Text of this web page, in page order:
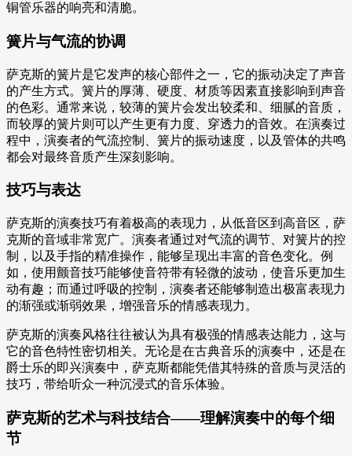
铜管乐器的响亮和清脆。
簧片与气流的协调
萨克斯的簧片是它发声的核心部件之一，它的振动决定了声音
的产生方式。簧片的厚薄、硬度、材质等因素直接影响到声音
的色彩。通常来说，较薄的簧片会发出较柔和、细腻的音质，
而较厚的簧片则可以产生更有力度、穿透力的音效。在演奏过
程中，演奏者的气流控制、簧片的振动速度，以及管体的共鸣
都会对最终音质产生深刻影响。
技巧与表达
萨克斯的演奏技巧有着极高的表现力，从低音区到高音区，萨
克斯的音域非常宽广。演奏者通过对气流的调节、对簧片的控
制，以及手指的精准操作，能够呈现出丰富的音色变化。例
如，使用颤音技巧能够使音符带有轻微的波动，使音乐更加生
动有趣；而通过呼吸的控制，演奏者还能够制造出极富表现力
的渐强或渐弱效果，增强音乐的情感表现力。
萨克斯的演奏风格往往被认为具有极强的情感表达能力，这与
它的音色特性密切相关。无论是在古典音乐的演奏中，还是在
爵士乐的即兴演奏中，萨克斯都能凭借其特殊的音质与灵活的
技巧，带给听众一种沉浸式的音乐体验。
萨克斯的艺术与科技结合——理解演奏中的每个细
节